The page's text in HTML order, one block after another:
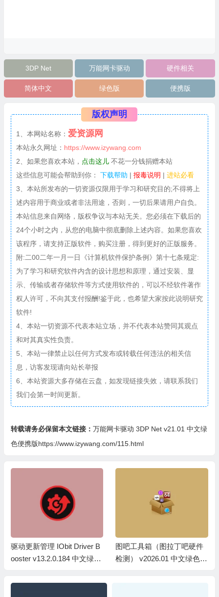
3DP Net 万能网卡驱动 硬件相关
简体中文 绿色版 便携版
版权声明
1、本网站名称： 爱资源网
本站永久网址： https://www.izywang.com
2、如果您喜欢本站， 点击这儿不花一分钱捐赠本站
这些信息可能会帮助到你：
下载帮助 | 报毒说明 | 进站必看
3、本站所发布的一切资源仅限用于学习和研究目的;不得将上
述内容用于商业或者非法用途，否则，一切后果请用户自负。
本站信息来自网络，版权争议与本站无关。您必须在下载后的
24个小时之内，从您的电脑中彻底删除上述内容。如果您喜欢
该程序，请支持正版软件，购买注册，得到更好的正版服务。
附:二00二年一月一日《计算机软件保护条例》第十七条规定:
为了学习和研究软件内含的设计思想和原理，通过安装、显
示、传输或者存储软件等方式使用软件的，可以不经软件著作
权人许可，不向其支付报酬!鉴于此，也希望大家按此说明研究
软件!
4、本站一切资源不代表本站立场，并不代表本站赞同其观点
和对其真实性负责。
5、本站一律禁止以任何方式发布或转载任何违法的相关信
息，访客发现请向站长举报
6、本站资源大多存储在云盘，如发现链接失效，请联系我们
我们会第一时间更新。
转载请务必保留本文链接： 万能网卡驱动 3DP Net v21.01 中文绿
色便携版https://www.izywang.com/115.html
驱动更新管理 IObit Driver B
ooster v13.2.0.184 中文绿色
图吧工具箱（图拉丁吧硬件
检测） v2026.01 中文绿色便